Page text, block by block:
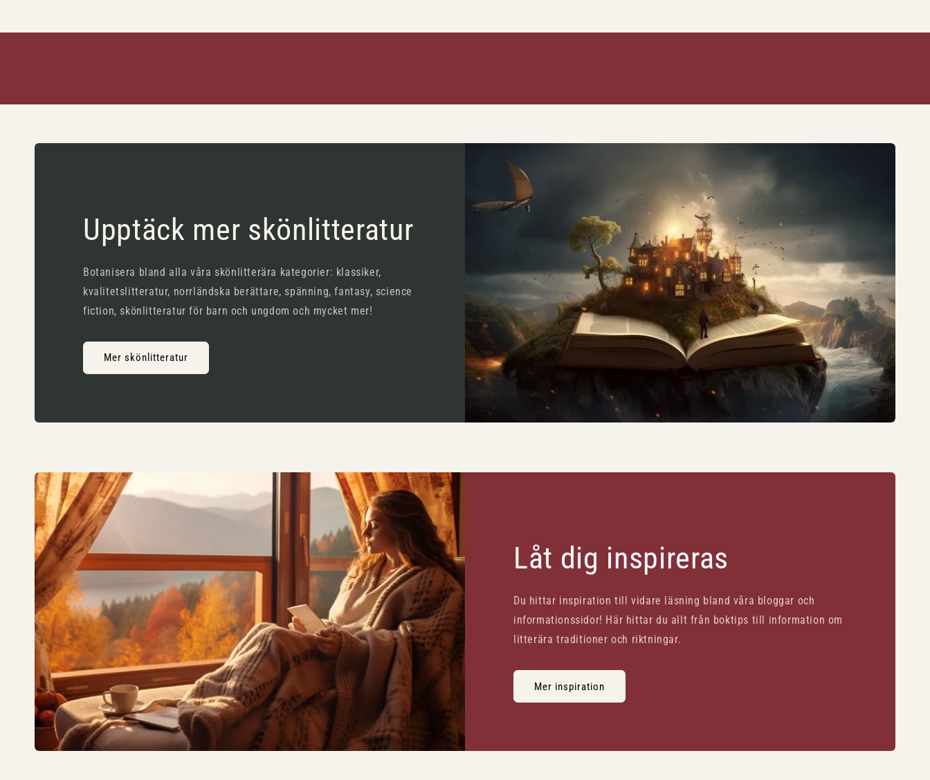
Upptäck mer skönlitteratur
Botanisera bland alla våra skönlitterära kategorier: klassiker,
kvalitetslitteratur, norrländska berättare, spänning, fantasy, science
fiction, skönlitteratur för barn och ungdom och mycket mer!
Mer skönlitteratur
Låt dig inspireras
Du hittar inspiration till vidare läsning bland våra bloggar och
informationssidor! Här hittar du allt från boktips till information om
litterära traditioner och riktningar.
Mer inspiration